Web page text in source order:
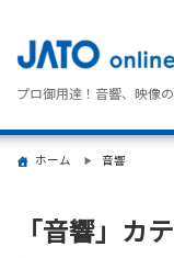
プロ御用達！音響、映像
ホーム 音響
「音響」カ